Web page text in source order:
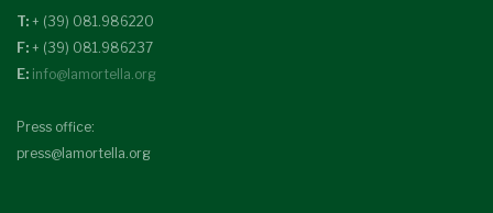
T: + (39) 081.986220
F: + (39) 081.986237
E: info@lamortella.org
Press office:
press@lamortella.org